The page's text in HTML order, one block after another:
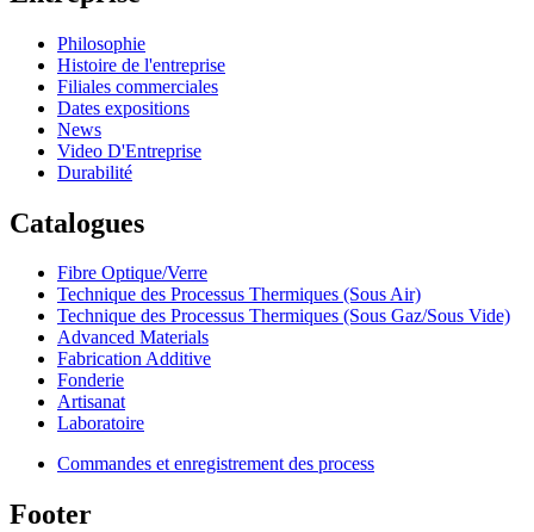
Philosophie
Histoire de l'entreprise
Filiales commerciales
Dates expositions
News
Video D'Entreprise
Durabilité
Catalogues
Fibre Optique/Verre
Technique des Processus Thermiques (Sous Air)
Technique des Processus Thermiques (Sous Gaz/Sous Vide)
Advanced Materials
Fabrication Additive
Fonderie
Artisanat
Laboratoire
Commandes et enregistrement des process
Footer